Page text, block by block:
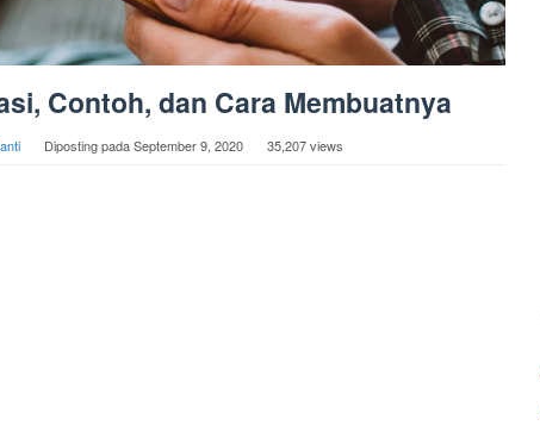
Contoh, dan Cara Membuatnya
Diposting padaSeptember 9, 2020 35,207 views